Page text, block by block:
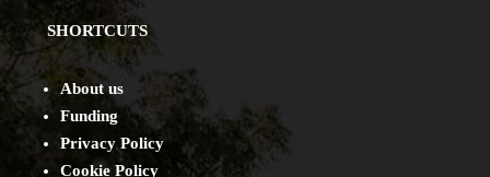
SHORTCUTS
About us
Funding
Privacy Policy
Cookie Policy